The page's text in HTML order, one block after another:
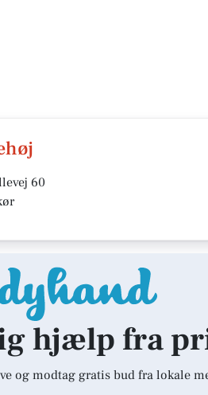
60
hjælp fra
og modtag gratis bud fra lokale